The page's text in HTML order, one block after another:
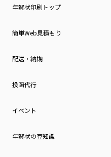
年賀状印刷トップ
簡単Web見積もり
配送・納期
投函代行
イベント
年賀状の豆知識